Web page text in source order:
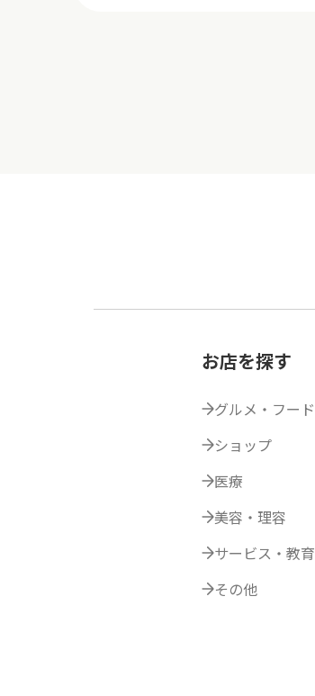
お店を探す
グルメ・フード
ショップ
医療
美容・理容
サービス・教育
その他